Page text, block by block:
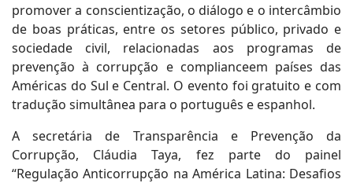
promover a conscientização, o diálogo e o intercâmbio
de boas práticas, entre os setores público, privado e
sociedade civil, relacionadas aos programas de
prevenção à corrupção e complianceem países das
Américas do Sul e Central. O evento foi gratuito e com
tradução simultânea para o português e espanhol.
A secretária de Transparência e Prevenção da
Corrupção, Cláudia Taya, fez parte do painel
“Regulação Anticorrupção na América Latina: Desafios